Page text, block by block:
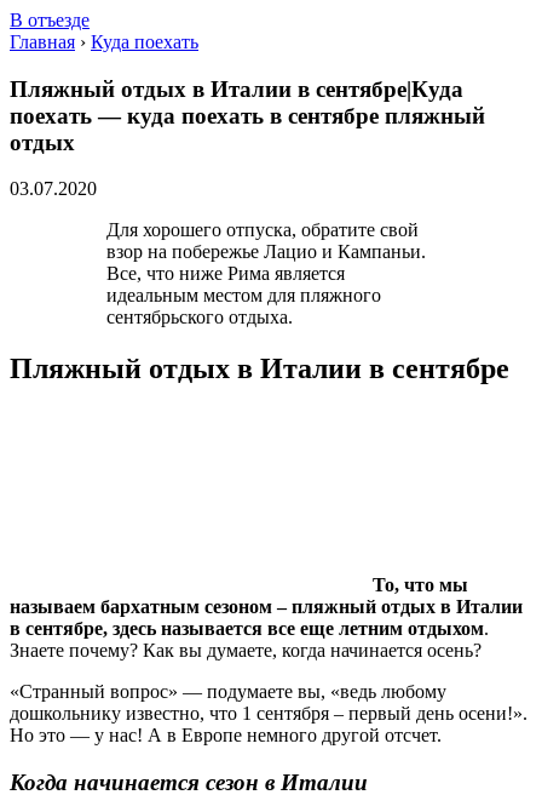
В отъезде
Главная › Куда поехать
Пляжный отдых в Италии в сентябре|Куда
поехать — куда поехать в сентябре пляжный
отдых
03.07.2020
Для хорошего отпуска, обратите свой
взор на побережье Лацио и Кампаньи.
Все, что ниже Рима является
идеальным местом для пляжного
сентябрьского отдыха.
Пляжный отдых в Италии в сентябре
То, что мы
называем бархатным сезоном – пляжный отдых в Италии
в сентябре, здесь называется все еще летним отдыхом.
Знаете почему? Как вы думаете, когда начинается осень?
«Странный вопрос» — подумаете вы, «ведь любому
дошкольнику известно, что 1 сентября – первый день осени!».
Но это — у нас! А в Европе немного другой отсчет.
Когда начинается сезон в Италии